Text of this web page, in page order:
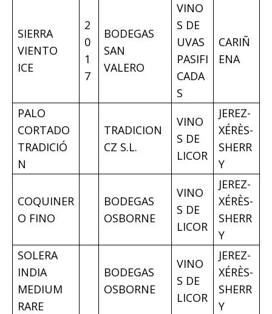
SIERRA
VIENTO
ICE
2
0
1
7
BODEGAS
SAN
VALERO
VINO
S DE
UVAS
PASIFI
CADA
S
CARIÑ
ENA
PALO
CORTADO
TRADICIÓ
N
TRADICION
CZ S.L.
VINO
S DE
LICOR
JEREZ-
XÉRÈS-
SHERR
Y
COQUINER
O FINO
BODEGAS
OSBORNE
VINO
S DE
LICOR
JEREZ-
XÉRÈS-
SHERR
Y
SOLERA
INDIA
MEDIUM
RARE
BODEGAS
OSBORNE
VINO
S DE
LICOR
JEREZ-
XÉRÈS-
SHERR
Y